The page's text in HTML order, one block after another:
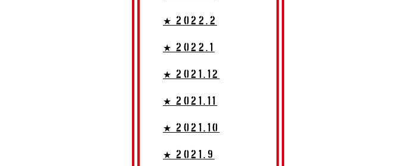
★ 2022.2
★ 2022.1
★ 2021.12
★ 2021.11
★ 2021.10
★ 2021.9